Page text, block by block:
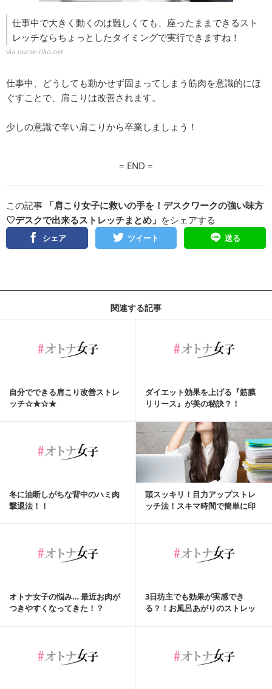
仕事中で大きく動くのは難しくても、座ったままできるスト
レッチならちょっとしたタイミングで実行できますね！
via nurse-riko.net
仕事中、どうしても動かせず固まってしまう筋肉を意識的にほ
ぐすことで、肩こりは改善されます。
少しの意識で辛い肩こりから卒業しましょう！
= END =
この記事
「肩こり女子に救いの手を！デスクワークの強い味方
♡デスクで出来るストレッチまとめ」 をシェアする
シェア ツイート 送る
関連する記事
自分でできる肩こり改善ストレ
ッチ☆★☆★
ダイエット効果を上げる『筋膜
リリース』が美の秘訣？！
冬に油断しがちな背中のハミ肉
撃退法！！
頭スッキリ！目力アップストレ
ッチ法！スキマ時間で簡単に印
オトナ女子の悩み… 最近お肉が
つきやすくなってきた！？
3日坊主でも効果が実感でき
る？！お風呂あがりのストレッ